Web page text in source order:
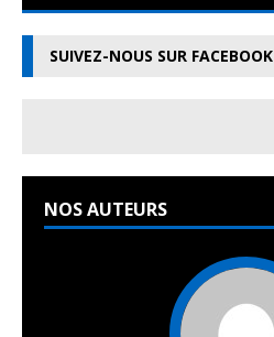
SUIVEZ-NOUS SUR FACEBOOK
NOS AUTEURS